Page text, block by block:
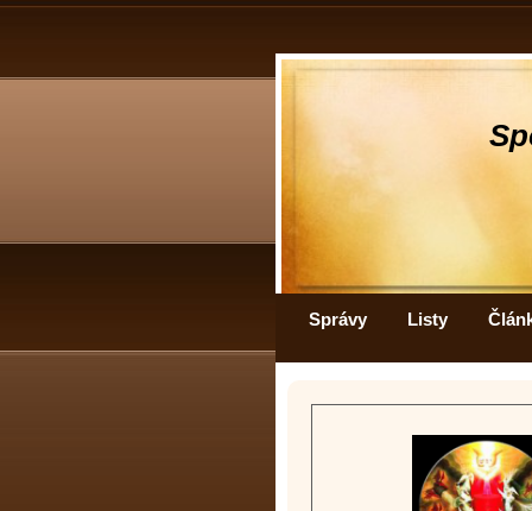
Správy Listy